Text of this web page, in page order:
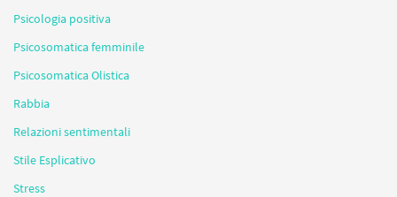
Psicologia positiva
Psicosomatica femminile
Psicosomatica Olistica
Rabbia
Relazioni sentimentali
Stile Esplicativo
Stress